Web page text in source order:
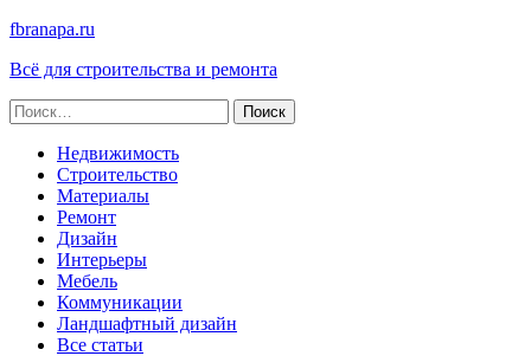
fbranapa.ru
Всё для строительства и ремонта
Найти:
Недвижимость
Строительство
Материалы
Ремонт
Дизайн
Интерьеры
Мебель
Коммуникации
Ландшафтный дизайн
Все статьи